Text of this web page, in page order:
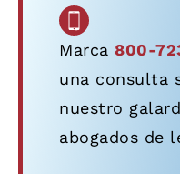
Marca 800-
una consulta
nuestro
abogados de